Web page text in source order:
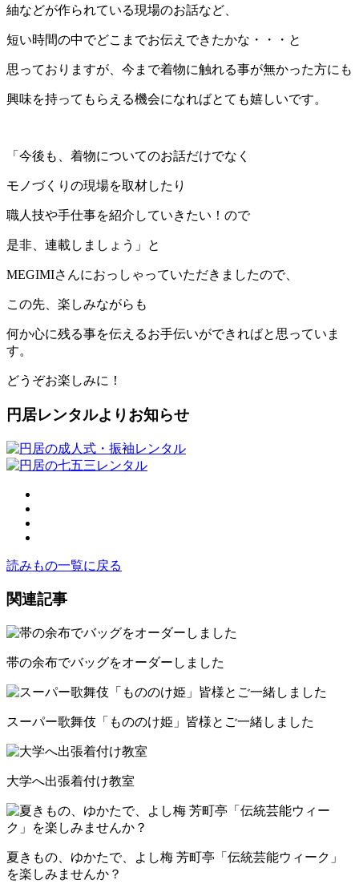
紬などが作られている現場のお話など、
短い時間の中でどこまでお伝えできたかな・・・と
思っておりますが、今まで着物に触れる事が無かった方にも
興味を持ってもらえる機会になればとても嬉しいです。
「今後も、着物についてのお話だけでなく
モノづくりの現場を取材したり
職人技や手仕事を紹介していきたい！ので
是非、連載しましょう」と
MEGIMIさんにおっしゃっていただきましたので、
この先、楽しみながらも
何か心に残る事を伝えるお手伝いができればと思っていま
す。
どうぞお楽しみに！
円居レンタルよりお知らせ
読みもの一覧に戻る
関連記事
帯の余布でバッグをオーダーしました
スーパー歌舞伎「もののけ姫」皆様とご一緒しました
大学へ出張着付け教室
夏きもの、ゆかたで、よし梅 芳町亭「伝統芸能ウィーク」
を楽しみませんか？